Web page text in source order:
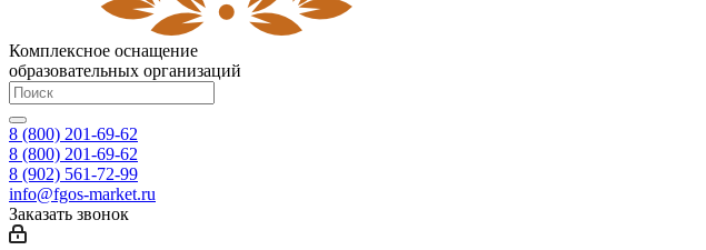
Комплексное оснащение
образовательных организаций
8 (800) 201-69-62
8 (800) 201-69-62
8 (902) 561-72-99
info@fgos-market.ru
Заказать звонок